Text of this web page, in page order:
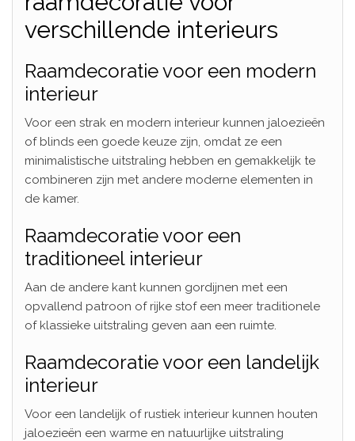
verschillende interieurs
Raamdecoratie voor een modern
interieur
Voor een strak en modern interieur kunnen jaloezieën
of blinds een goede keuze zijn, omdat ze een
minimalistische uitstraling hebben en gemakkelijk te
combineren zijn met andere moderne elementen in
de kamer.
Raamdecoratie voor een
traditioneel interieur
Aan de andere kant kunnen gordijnen met een
opvallend patroon of rijke stof een meer traditionele
of klassieke uitstraling geven aan een ruimte.
Raamdecoratie voor een landelijk
interieur
Voor een landelijk of rustiek interieur kunnen houten
jaloezieën een warme en natuurlijke uitstraling